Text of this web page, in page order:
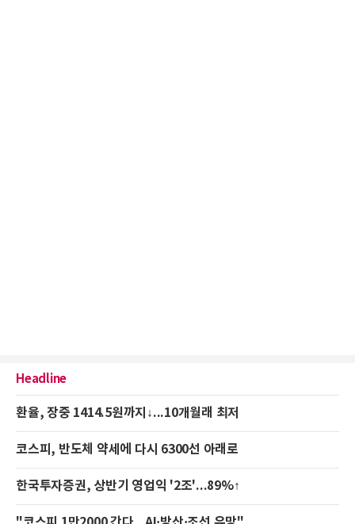
Headline
환율, 장중 1414.5원까지↓...10개월래 최저
코스피, 반도체 약세에 다시 6300선 아래로
한국투자증권, 상반기 영업익 '2조'...89%↑